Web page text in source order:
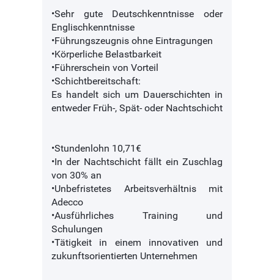
•Sehr gute Deutschkenntnisse oder
Englischkenntnisse
•Führungszeugnis ohne Eintragungen
•Körperliche Belastbarkeit
•Führerschein von Vorteil
•Schichtbereitschaft:
Es handelt sich um Dauerschichten in
entweder Früh-, Spät- oder Nachtschicht
•Stundenlohn 10,71€
•In der Nachtschicht fällt ein Zuschlag
von 30% an
•Unbefristetes Arbeitsverhältnis mit
Adecco
•Ausführliches Training und
Schulungen
•Tätigkeit in einem innovativen und
zukunftsorientierten Unternehmen